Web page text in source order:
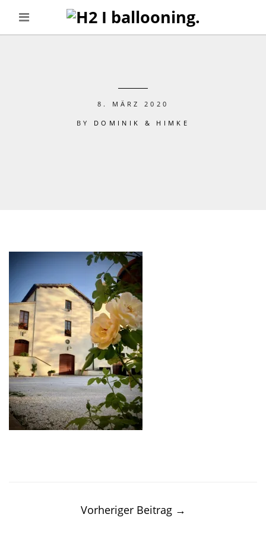
8. MÄRZ 2020
BY DOMINIK & HIMKE
navigationVorheriger Beitrag →